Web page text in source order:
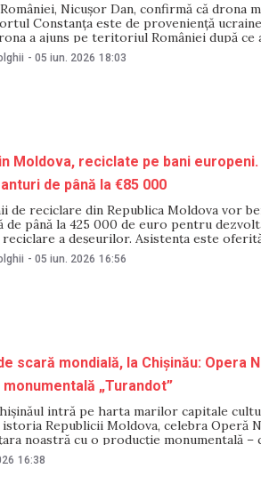
Nicușor Dan, confirmă că drona
Constanța este de proveniență
a ajuns pe teritoriul României după ce
asupra acesteia, precum și asupra
mijloacelor rusești de război
- 05 iun. 2026 18:03
Moldova, reciclate pe bani
de până la €85 000
de reciclare din Republica Moldova vor
de până la 425 000 de euro pentru
a deșeurilor. Asistența este
Programul Națiunilor Unite pentru
„Facilitarea unei tranziții verzi
- 05 iun. 2026 16:56
scară mondială, la Chișinău: Opera
„Turandot”
intră pe harta marilor capitale
Republicii Moldova, celebra Operă
noastră cu o producție monumentală –
Giacomo Puccini, celebrând 100 de ani de
un
16:38